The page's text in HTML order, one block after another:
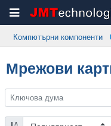
Компютърни компоненти
Мрежови